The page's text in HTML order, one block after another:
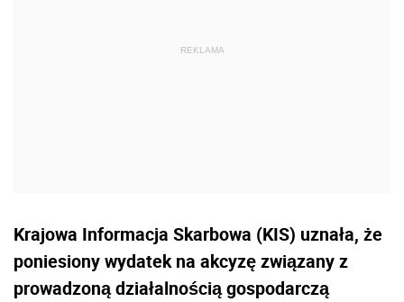
Krajowa Informacja Skarbowa (KIS) uznała, że
poniesiony wydatek na akcyzę związany z
prowadzoną działalnością gospodarczą